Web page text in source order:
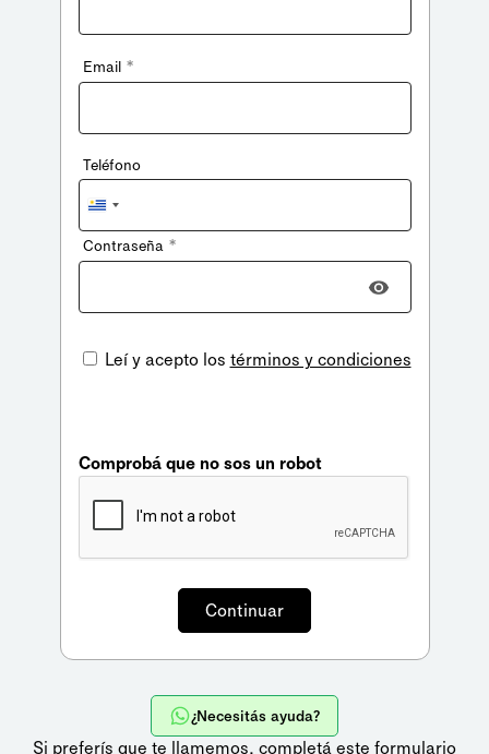
Email *
Teléfono
Uruguay
+598
Contraseña *
Leí y acepto los términos y condiciones
Comprobá que no sos un robot
¿Necesitás ayuda?
Si preferís que te llamemos, completá este formulario